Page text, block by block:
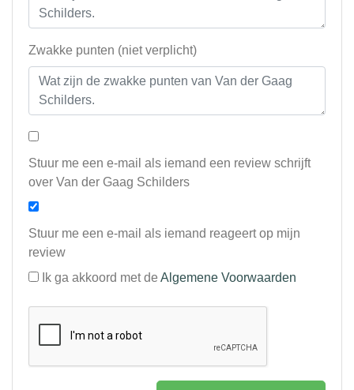
Zwakke punten (niet verplicht)
Stuur me een e-mail als iemand een review schrijft
over Van der Gaag Schilders
Stuur me een e-mail als iemand reageert op mijn
review
Ik ga akkoord met de Algemene Voorwaarden